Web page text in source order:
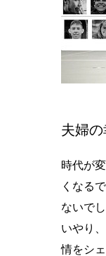
夫婦
時代が
くなる
ないで
いやり
情をシ